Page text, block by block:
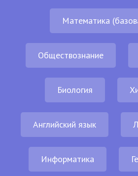
Математика
Обществознание
Биология
Английский язык
Информатика